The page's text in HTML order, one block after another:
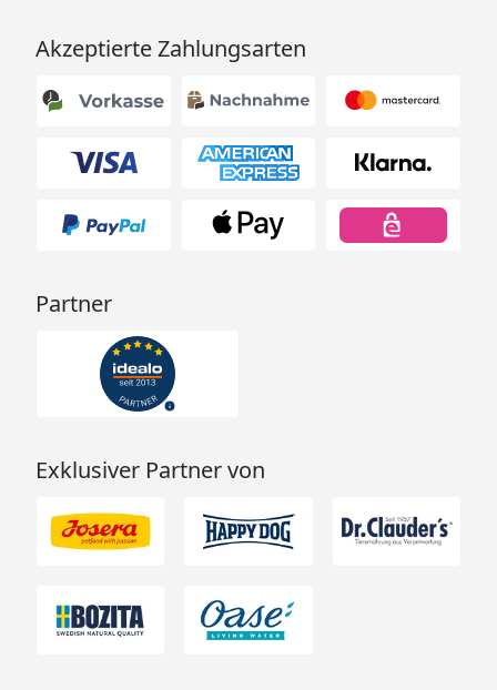
Akzeptierte Zahlungsarten
Partner
Exklusiver Partner von